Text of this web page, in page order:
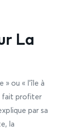
La
» ou « l’île à
fait profiter
par sa
la